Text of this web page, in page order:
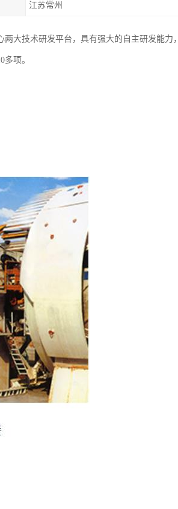
江苏常州
大技术研发平台，具有强大的自主研发能力，
项。